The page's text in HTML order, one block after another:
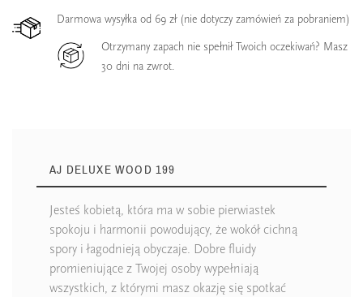
Darmowa wysyłka od 69 zł (nie dotyczy zamówień za pobraniem)
Otrzymany zapach nie spełnił Twoich oczekiwań? Masz
30 dni na zwrot.
AJ DELUXE WOOD 199
Jesteś kobietą, która ma w sobie pierwiastek
spokoju i harmonii powodujący, że wokół cichną
spory i łagodnieją obyczaje. Dobre fluidy
promieniujące z Twojej osoby wypełniają
wszystkich, z którymi masz okazję się spotkać